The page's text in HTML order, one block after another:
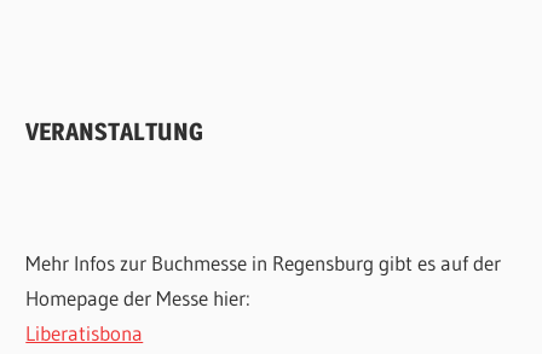
VERANSTALTUNG
Mehr Infos zur Buchmesse in Regensburg gibt es auf der
Homepage der Messe hier:
Liberatisbona